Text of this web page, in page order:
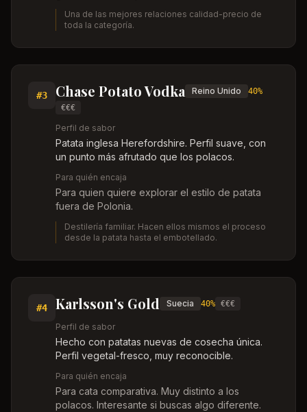
Una de las mejores relaciones calidad-precio de
toda la categoría.
#3 Chase Potato Vodka Reino Unido
40%
€€€
Perfil de sabor
Patata inglesa Herefordshire. Perfil suave, con
un punto más afrutado que los polacos.
Para quién encaja
Para quien quiere explorar el estilo de patata
fuera de Polonia.
Destilería familiar. Hacen ellos mismos el proceso
desde la patata hasta el embotellado.
#4 Karlsson's Gold Suecia 40% €€€
Perfil de sabor
Hecho con patatas nuevas de cosecha única.
Perfil vegetal-fresco, muy reconocible.
Para quién encaja
Para cata comparativa. Muy distinto a los
polacos. Interesante si buscas algo diferente.